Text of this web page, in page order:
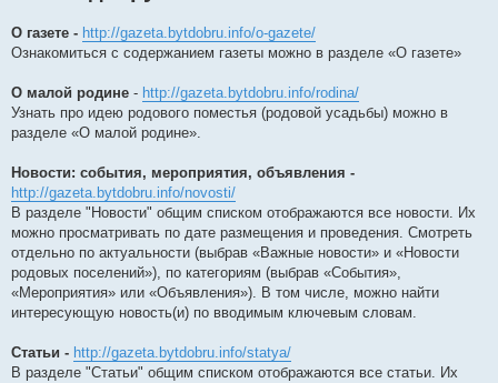
О газете - http://gazeta.bytdobru.info/o-gazete/
Ознакомиться с содержанием газеты можно в разделе «О газете»
О малой родине - http://gazeta.bytdobru.info/rodina/
Узнать про идею родового поместья (родовой усадьбы) можно в
разделе «О малой родине».
Новости: события, мероприятия, объявления -
http://gazeta.bytdobru.info/novosti/
В разделе "Новости" общим списком отображаются все новости. Их
можно просматривать по дате размещения и проведения. Смотреть
отдельно по актуальности (выбрав «Важные новости» и «Новости
родовых поселений»), по категориям (выбрав «События»,
«Мероприятия» или «Объявления»). В том числе, можно найти
интересующую новость(и) по вводимым ключевым словам.
Статьи - http://gazeta.bytdobru.info/statya/
В разделе "Статьи" общим списком отображаются все статьи. Их